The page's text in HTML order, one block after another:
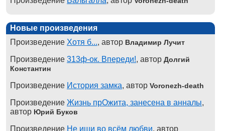
Новые произведения
Произведение Хотя б..., автор Владимир Лучит
Произведение 313ф-ок. Впереди!, автор Долгий
Константин
Произведение История замка, автор Voronezh-death
Произведение Жизнь прОжита, занесена в анналы,
автор Юрий Буков
Произведение Не ищи во всём любви, автор